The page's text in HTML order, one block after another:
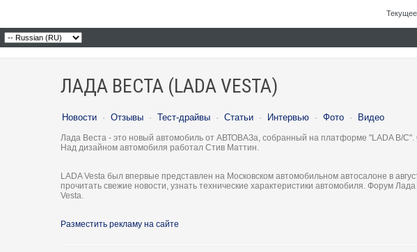
ЛАДА ВЕСТА (LADA VESTA)
Новости · Отзывы · Тест-драйвы · Статьи · Интервью · Фото · Видео
Лада Веста - это новый автомобиль от АВТОВАЗа, собранный на платформе "LADA B/
Над дизайном автомобиля работал Стив Маттин.
LADA Vesta был впервые представлен на Московском автомобильном автосалоне в
прочитать свежие новости, узнать технические характеристики автомобиля. Форум
Vesta.
Разместить рекламу на сайте